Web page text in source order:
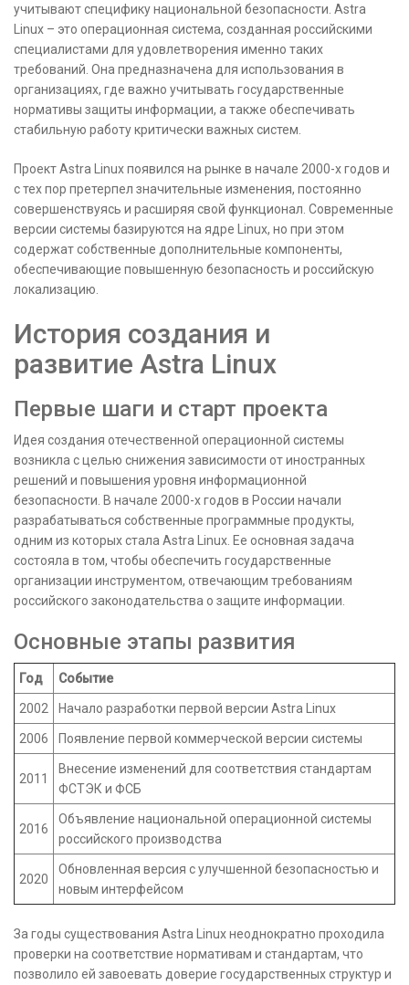
учитывают специфику национальной безопасности. Astra
Linux – это операционная система, созданная российскими
специалистами для удовлетворения именно таких
требований. Она предназначена для использования в
организациях, где важно учитывать государственные
нормативы защиты информации, а также обеспечивать
стабильную работу критически важных систем.
Проект Astra Linux появился на рынке в начале 2000-х годов и
с тех пор претерпел значительные изменения, постоянно
совершенствуясь и расширяя свой функционал. Современные
версии системы базируются на ядре Linux, но при этом
содержат собственные дополнительные компоненты,
обеспечивающие повышенную безопасность и российскую
локализацию.
История создания и
развитие Astra Linux
Первые шаги и старт проекта
Идея создания отечественной операционной системы
возникла с целью снижения зависимости от иностранных
решений и повышения уровня информационной
безопасности. В начале 2000-х годов в России начали
разрабатываться собственные программные продукты,
одним из которых стала Astra Linux. Ее основная задача
состояла в том, чтобы обеспечить государственные
организации инструментом, отвечающим требованиям
российского законодательства о защите информации.
Основные этапы развития
Год Событие
2002 Начало разработки первой версии Astra Linux
2006 Появление первой коммерческой версии системы
2011
Внесение изменений для соответствия стандартам
ФСТЭК и ФСБ
2016
Объявление национальной операционной системы
российского производства
2020
Обновленная версия с улучшенной безопасностью и
новым интерфейсом
За годы существования Astra Linux неоднократно проходила
проверки на соответствие нормативам и стандартам, что
позволило ей завоевать доверие государственных структур и